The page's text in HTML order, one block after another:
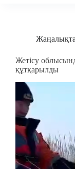
Жетісу
құтқарылды